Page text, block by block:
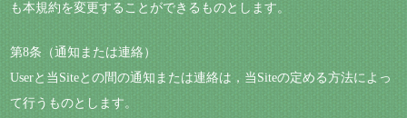
も本規約を変更することができるものとします。
第8条（通知または連絡）
Userと当Siteとの間の通知または連絡は，当Siteの定める方法によっ
て行うものとします。